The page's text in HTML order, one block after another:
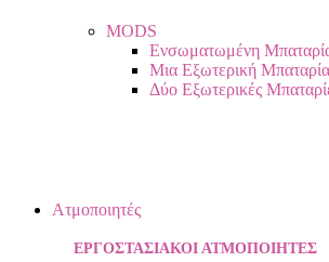
MODS
Ενσωματωμένη
Μια Εξωτερική Μπαταρία
Δύο Εξωτερικές
Ατμοποιητές
ΕΡΓΟΣΤΑΣΙΑΚΟΙ ΑΤΜΟΠΟΙΗΤΕΣ